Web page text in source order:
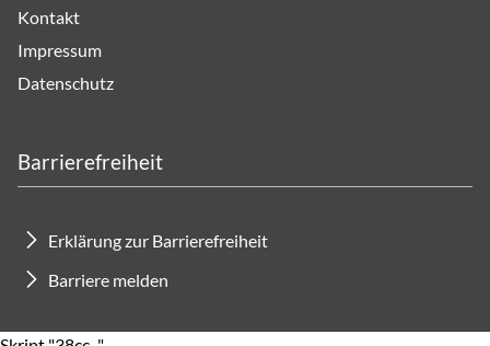
Kontakt
Impressum
Datenschutz
Barrierefreiheit
Erklärung zur Barrierefreiheit
Barriere melden